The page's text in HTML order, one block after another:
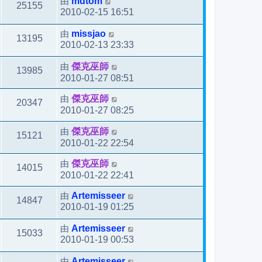
25155
2010-02-15 16:51
13195 由 missjao
2010-02-13 23:33
13985 由 傑克巫師
2010-01-27 08:51
20347 由 傑克巫師
2010-01-27 08:25
15121 由 傑克巫師
2010-01-22 22:54
14015 由 傑克巫師
2010-01-22 22:41
14847 由 Artemisseer
2010-01-19 01:25
15033 由 Artemisseer
2010-01-19 00:53